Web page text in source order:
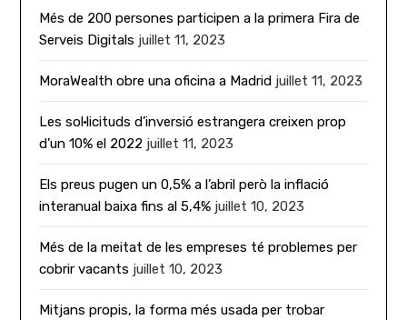
Més de 200 persones participen a la primera Fira de
Serveis Digitals juillet 11, 2023
MoraWealth obre una oficina a Madrid juillet 11, 2023
Les sol·licituds d’inversió estrangera creixen prop
d’un 10% el 2022 juillet 11, 2023
Els preus pugen un 0,5% a l’abril però la inflació
interanual baixa fins al 5,4% juillet 10, 2023
Més de la meitat de les empreses té problemes per
cobrir vacants juillet 10, 2023
Mitjans propis, la forma més usada per trobar